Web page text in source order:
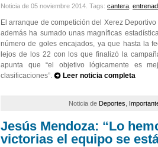
Noticia de 05 noviembre 2014. Tags: cantera
El arranque de competición del Xerez
además ha sumado unas magníficas
número de goles encajados, ya que hasta la
lejos de los 22 con los que finalizó la
apunta que “el objetivo lógicamente es
clasificaciones”.
Leer noticia completa
Noticia de Deportes
Jesús Mendoza: “Lo
victorias el equipo se